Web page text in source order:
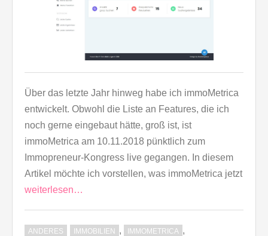
Über das letzte Jahr hinweg habe ich immoMetrica
entwickelt. Obwohl die Liste an Features, die ich
noch gerne eingebaut hätte, groß ist, ist
immoMetrica am 10.11.2018 pünktlich zum
Immopreneur-Kongress live gegangen. In diesem
Artikel möchte ich vorstellen, was immoMetrica jetzt
weiterlesen…
ANDERES IMMOBILIEN , IMMOMETRICA ,